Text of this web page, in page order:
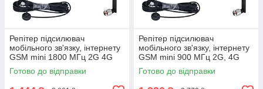
Репітер підсилювач
мобільного зв'язку, інтернету
GSM mini 1800 МГц 2G 4G
LTE (комплект +
всеспрямовані антени)
Готово до відправки
Репітер підсилювач
мобільного зв'язку, інтернету
GSM mini 900 МГц 2G, 4G
LTE (всеспрямовані антени)
Готово до відправки